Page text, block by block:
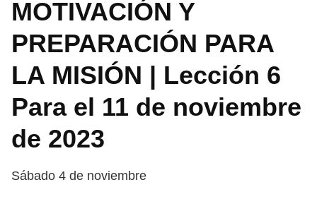
MOTIVACIÓN Y
PREPARACIÓN PARA
LA MISIÓN | Lección 6
Para el 11 de noviembre
de 2023
Sábado 4 de noviembre